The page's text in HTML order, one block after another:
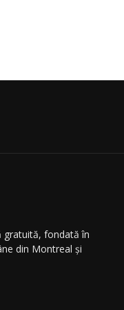
gratuită, fondată în
din Montreal şi